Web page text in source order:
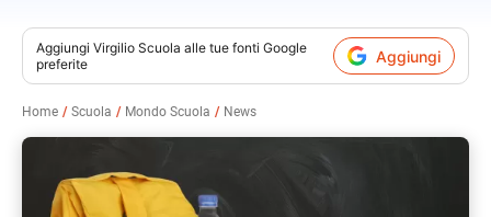
contenuto
Aggiungi Virgilio Scuola alle tue fonti Google
preferite
Aggiungi
Home Scuola Mondo Scuola News